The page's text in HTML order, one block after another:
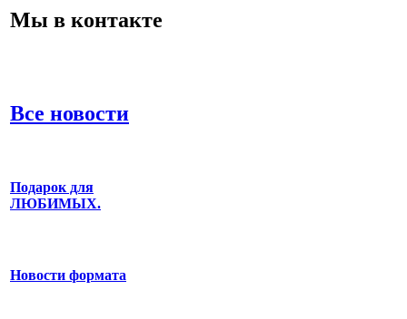
Мы в контакте
Все новости
Подарок для
ЛЮБИМЫХ.
Новости формата